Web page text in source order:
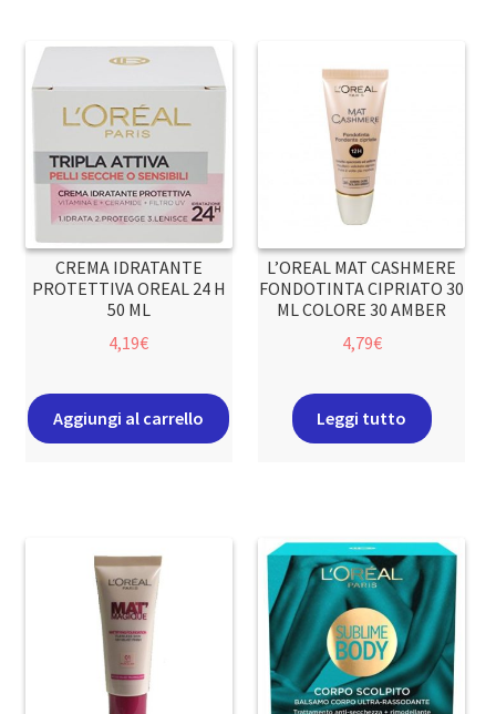
CREMA IDRATANTE
PROTETTIVA OREAL 24 H
50 ML
4,19€
Aggiungi al carrello
L’OREAL MAT CASHMERE
FONDOTINTA CIPRIATO 30
ML COLORE 30 AMBER
4,79€
Leggi tutto